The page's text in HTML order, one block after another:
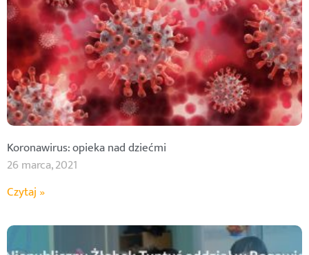
Koronawirus: opieka nad dziećmi
26 marca, 2021
Czytaj »